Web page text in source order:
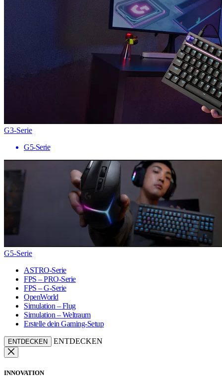
G3-Serie
G5-Serie
G5-Serie
ASTRO-Serie
FPS – PRO-Serie
FPS – G-Serie
OpenWorld
Simulation – Flug
Simulation – Weltraum
Erstelle dein Gaming-Setup
ENTDECKEN ENTDECKEN
INNOVATION